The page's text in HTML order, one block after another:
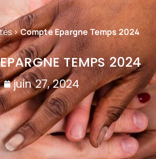
>Compte Epargne Temps 2024
TEMPS 2024
juin 27, 2024